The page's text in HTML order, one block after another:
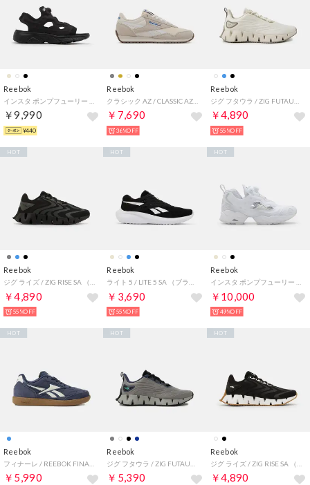
Reebok
￥9,990
¥440
Reebok
￥7,690
36%OFF
Reebok
￥4,890
55%OFF
Reebok
￥4,890
HOT
55%OFF
Reebok
￥3,690
HOT
55%OFF
Reebok
￥10,000
HOT
49%OFF
Reebok
￥5,990
HOT
Reebok
￥5,390
HOT
Reebok
￥4,890
HOT